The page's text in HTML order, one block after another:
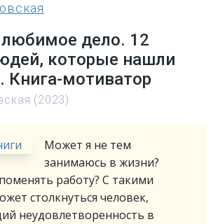
дело. 12
которые нашли
Книга-мотиватор
(2023)
Может я не тем
занимаюсь в жизни?
работу? С такими
столкнуться человек,
неудовлетворенность в